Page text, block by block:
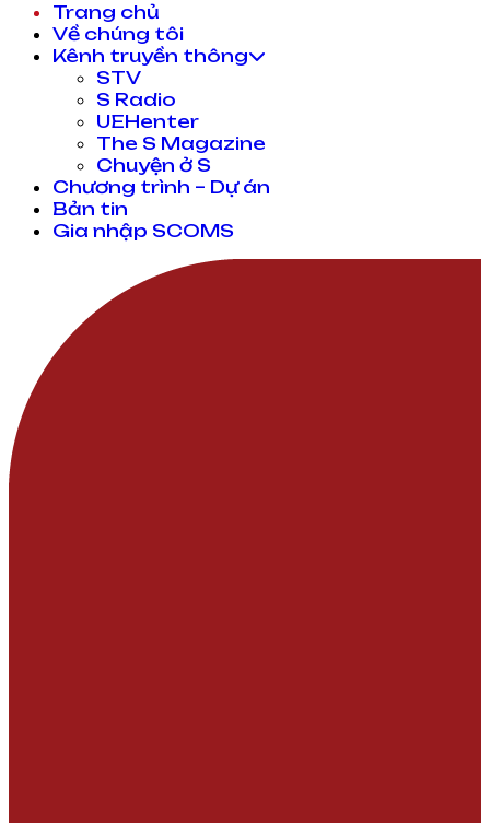
Trang chủ
Về chúng tôi
Kênh truyền thông
STV
S Radio
UEHenter
The S Magazine
Chuyện ở S
Chương trình – Dự án
Bản tin
Gia nhập SCOMS